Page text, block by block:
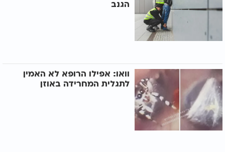
הגנב
וואו: אפילו הרופא לא האמין
לתגלית המחרידה באוזן